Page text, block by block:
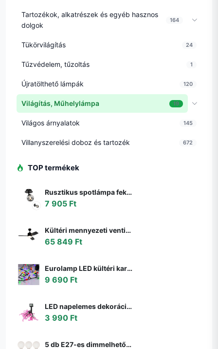
Tartozékok, alkatrészek és egyéb hasznos
dolgok
164
Tükörvilágítás 24
Tűzvédelem, tűzoltás 1
Újratölthető lámpák 120
Világítás, Műhelylámpa 19
Világos árnyalatok 145
Villanyszerelési doboz és tartozék 672
TOP termékek
Rusztikus spotlámpa fekete állítható füstüveggel - Athén
7 905 Ft
Kültéri mennyezeti ventilátor fekete 91,3 cm LED-del, fényerőszabályzóval, távirányítóval IP44 - Toledo
65 849 Ft
Eurolamp LED kültéri karácsonyi fényfüzér LINE 500 LED 17,9 m IP44 többszínű 600
9 690 Ft
LED napelemes dekorációs lánc 10xLED/1,2V 300mAh 3,8m IP44 flamingó 311535
3 990 Ft
5 db E27-es dimmelhető LED izzó G95 matt 4W 430lm 2200-4000K szett